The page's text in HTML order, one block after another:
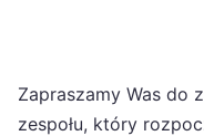
Zapraszamy Was do
zespołu, który